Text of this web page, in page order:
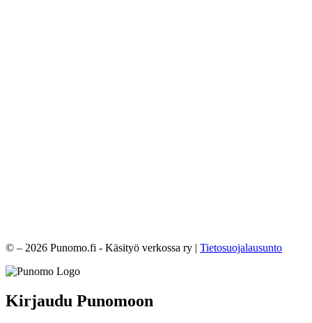
© – 2026 Punomo.fi - Käsityö verkossa ry | Tietosuojalausunto
Kirjaudu Punomoon